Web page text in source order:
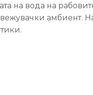
на вода на